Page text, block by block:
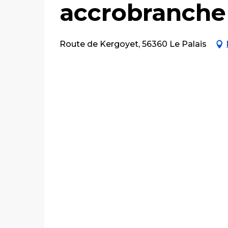
accrobranche
Route de Kergoyet, 56360 Le Palais